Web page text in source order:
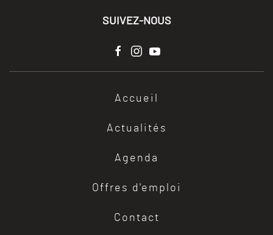
SUIVEZ-NOUS
Accueil
Actualités
Agenda
Offres d'emploi
Contact